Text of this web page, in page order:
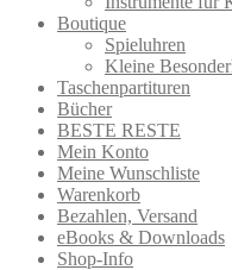
Boutique
Spieluhren
Kleine
Taschenpartituren
Bücher
BESTE RESTE
Mein Konto
Meine Wunschliste
Warenkorb
Bezahlen, Versand
eBooks & Downloads
Shop-Info